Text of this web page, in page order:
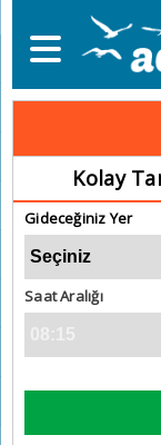
Kolay
Gideceğiniz Yer
Saat Aralığı